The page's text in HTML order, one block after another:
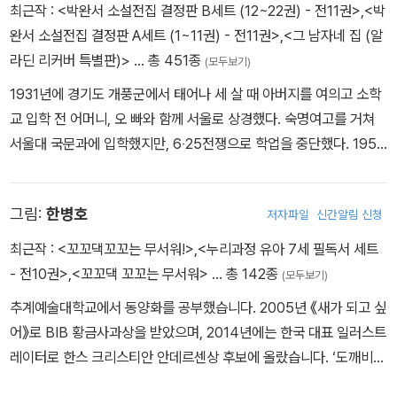
P94 “무엇이 쓸모있는냐가 문제였지. 그 시절 사람들은 몸을 잘 살
게 하는 데 쓸모있는 것만 중요하게 생각하고 마음을 잘 살게 하는 데
쓸모 있는 건 무시하려 들었으니까.” (시인 할아버지)
-중략- “살맛이란, 나야말로 남과 바꿔치기 할 수 없는 하나 뿐인 나
라는 것을 깨닫는 기쁨이고, 남들의 삶도 서로 바꿔치기할 수 없는 각
P96 “요새 떠 다니는 말은 새로 생긴 물건의 이름하고, 그걸 갖고 싶
다는 욕심을 위한 말이 전부지. 그러나 시를 위한 말은 그런 물건에 대
한 욕심과는 상관없는 마음의 슬픔, 기쁨, 바람 등을 나타내는 말이란
P98 “할아버지, 이상해요, 할아버지 말씀을 듣고 있으려니까 괜히
최근작 : <박완서 소설전집 결정판 B세트 (12~22권) - 전11권> <박
완서 소설전집 결정판 A세트 (1~11권) - 전11권> <그 남자네 집 (알
라딘 리커버 특별판)> … 총 451종 (모두보기)
1931년에 경기도 개풍군에서 태어나 세 살 때 아버지를 여의고 소학
교 입학 전 어머니, 오 빠와 함께 서울로 상경했다. 숙명여고를 거쳐
서울대 국문과에 입학했지만, 6‧25전쟁으로 학업을 중단했다. 1953
했다. 사회를 바라보는 날카롭지만 따듯한 시선과 진실된 필체로 많
은 이들의 사랑을 받았다. 박완서는 삶의 곡절에서 겪은 아픔과 상처
를 반드시 글로 쓰고야 말겠다는 생각으로 고통의 시기를 살아냈다.
족이 희생당했으며 납치와 학살, 폭격 등 죽음이 너무나도 흔한 시절
이었다. 이름 없이 죽어간 가족들을 개별적으로 살아 숨 쉬게 하는 것
이 처음 글을 쓴 목표였다. 그러나 막상 글을 통해 나온 건 분노가 아
그림: 한병호 저자파일 신간알림 신청
최근작 : <꼬꼬댁꼬꼬는 무서워!> <누리과정 유아 7세 필독서 세트
- 전10권> <꼬꼬댁 꼬꼬는 무서워> … 총 142종 (모두보기)
추계예술대학교에서 동양화를 공부했습니다. 2005년 《새가 되고 싶
어》로 BIB 황금사과상을 받았으며, 2014년에는 한국 대표 일러스트
레이터로 한스 크리스티안 안데르센상 후보에 올랐습니다. ‘도깨비